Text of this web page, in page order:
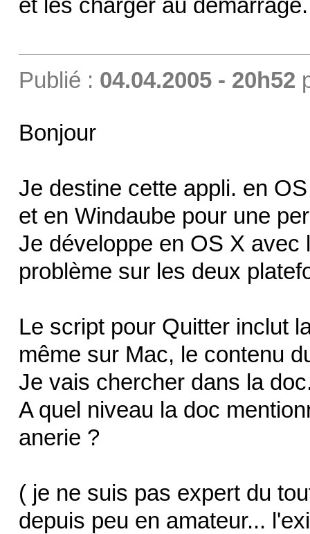
et les charger au démarrage.
Publié : 04.04.2005 - 20h52
Bonjour
Je destine cette appli. en
et en Windaube pour une
Je développe en OS X avec
problème sur les deux
Le script pour Quitter inclut
même sur Mac, le contenu
Je vais chercher dans la
A quel niveau la doc
anerie ?
( je ne suis pas expert du
depuis peu en amateur...